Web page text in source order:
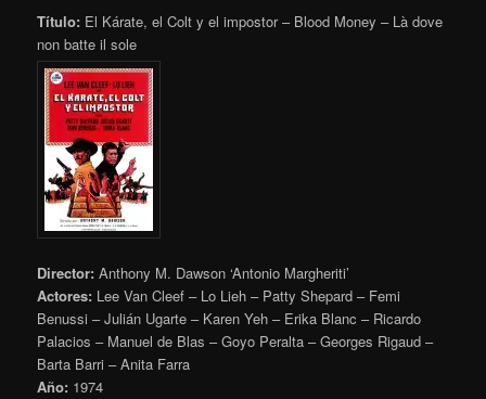
Título: El Kárate, el Colt y el impostor – Blood Money – Là dove
non batte il sole
Director: Anthony M. Dawson ‘Antonio Margheriti’
Actores: Lee Van Cleef – Lo Lieh – Patty Shepard – Femi
Benussi – Julián Ugarte – Karen Yeh – Erika Blanc – Ricardo
Palacios – Manuel de Blas – Goyo Peralta – Georges Rigaud –
Barta Barri – Anita Farra
Año: 1974